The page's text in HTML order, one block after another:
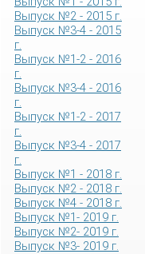
Выпуск №2 - 2015 г.
Выпуск №3-4 - 2015
г.
Выпуск №1-2 - 2016
г.
Выпуск №3-4 - 2016
г.
Выпуск №1-2 - 2017
г.
Выпуск №3-4 - 2017
г.
Выпуск №1 - 2018 г.
Выпуск №2 - 2018 г.
Выпуск №4 - 2018 г.
Выпуск №1- 2019 г.
Выпуск №2- 2019 г.
Выпуск №3- 2019 г.